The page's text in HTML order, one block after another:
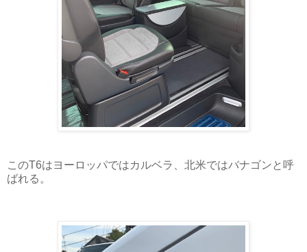
このT6はヨーロッパではカルベラ、北米ではバナゴンと呼
ばれる。